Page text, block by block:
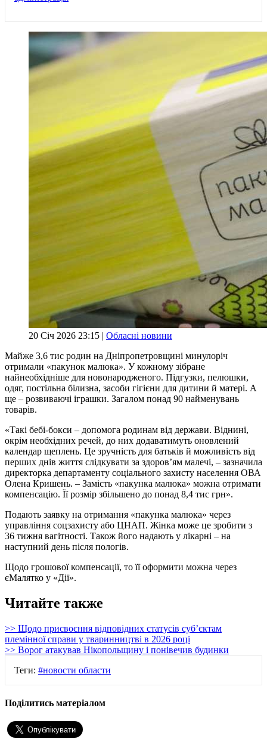
20 Січ 2026 23:15 | Обласні новини
Майже 3,6 тис родин на Дніпропетровщині минулоріч
отримали «пакунок малюка». У кожному зібране
найнеобхідніше для новонародженого. Підгузки, пелюшки,
одяг, постільна білизна, засоби гігієни для дитини й матері. А
ще – розвиваючі іграшки. Загалом понад 90 найменувань
товарів.
«Такі бебі-бокси – допомога родинам від держави. Віднині,
окрім необхідних речей, до них додаватимуть оновлений
календар щеплень. Це зручність для батьків й можливість від
перших днів життя слідкувати за здоров’ям малечі, – зазначила
директорка департаменту соціального захисту населення ОВА
Олена Кришень. – Замість «пакунка малюка» можна отримати
компенсацію. Її розмір збільшено до понад 8,4 тис грн».
Подають заявку на отримання «пакунка малюка» через
управління соцзахисту або ЦНАП. Жінка може це зробити з
36 тижня вагітності. Також його надають у лікарні – на
наступний день після пологів.
Щодо грошової компенсації, то її оформити можна через
єМалятко у «Дії».
Читайте также
>> Щодо присвоєння відповідних статусів суб’єктам
племінної справи у тваринництві в 2026 році
>> Ворог атакував Нікопольщину і понівечив будинки
Теги: #новости области
Поділитись матеріалом